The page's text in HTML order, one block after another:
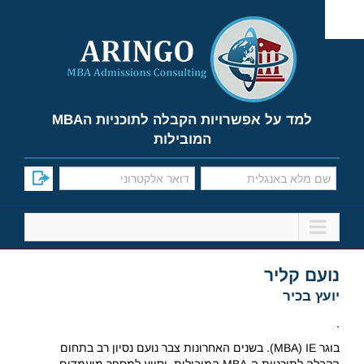
content
למד על אפשרויות הקבלה לתוכניות הMBA
המובילות
נועם קליר
יועץ בכיר
.
בוגר MBA) IE). בשנים האחרונות צבר נועם נסיון רב בתחום